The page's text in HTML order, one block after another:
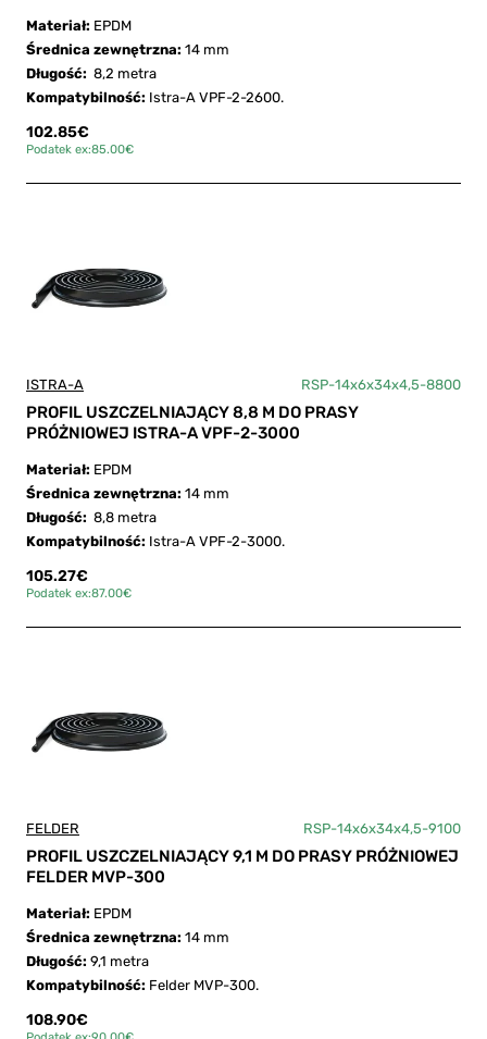
Materiał: EPDM
Średnica zewnętrzna: 14 mm
Długość: 8,2 metra
Kompatybilność: Istra-A VPF-2-2600.
102.85€
Podatek ex:85.00€
ISTRA-A RSP-14x6x34x4,5-8800
PROFIL USZCZELNIAJĄCY 8,8 M DO PRASY
PRÓŻNIOWEJ ISTRA-A VPF-2-3000
Materiał: EPDM
Średnica zewnętrzna: 14 mm
Długość: 8,8 metra
Kompatybilność: Istra-A VPF-2-3000.
105.27€
Podatek ex:87.00€
FELDER RSP-14x6x34x4,5-9100
PROFIL USZCZELNIAJĄCY 9,1 M DO PRASY PRÓŻNIOWEJ
FELDER MVP-300
Materiał: EPDM
Średnica zewnętrzna: 14 mm
Długość: 9,1 metra
Kompatybilność: Felder MVP-300.
108.90€